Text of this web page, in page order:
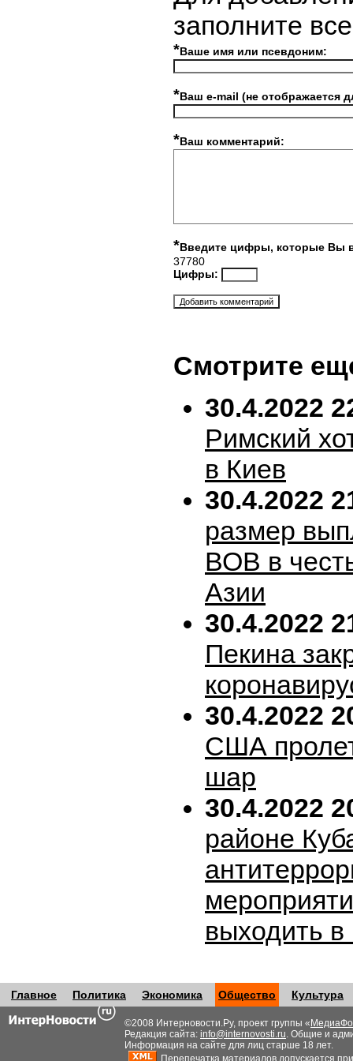
заполните
*Ваше имя или псевдоним:
*Ваш e-mail (не отображается
*Ваш комментарий:
*Введите цифры, которые Вы
37780
Цифры:
Смотрите
30.4.2022
Римский
в Киев
30.4.2022
размер
ВОВ в
Азии
30.4.2022
Пекина
30.4.2022
США
шар
30.4.2022
районе
выходить
Главное Политика Экономика Общество Культура
©2008 Интерновости.Ру, проект группы «
Редакция сайта: info@internovosti.ru. Общие и
Информация на сайте для лиц старше 18 лет.
Перепечатка материалов допускается